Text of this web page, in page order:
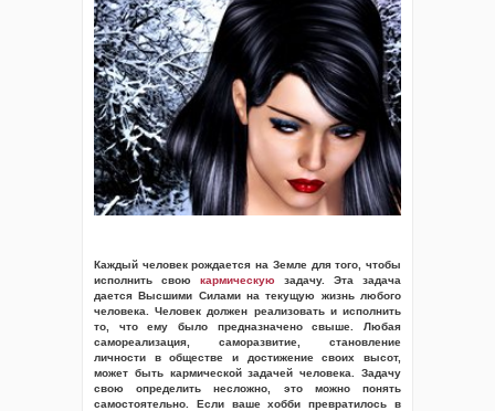
Каждый человек рождается на Земле для того, чтобы
исполнить свою кармическую задачу. Эта задача
дается Высшими Силами на текущую жизнь любого
человека. Человек должен реализовать и исполнить
то, что ему было предназначено свыше. Любая
самореализация, саморазвитие, становление
личности в обществе и достижение своих высот,
может быть кармической задачей человека. Задачу
свою определить несложно, это можно понять
самостоятельно. Если ваше хобби превратилось в